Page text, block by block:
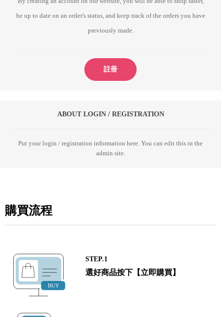
be up to date on an order's status, and keep track of the orders you have
previously made.
註冊
ABOUT LOGIN / REGISTRATION
Put your login / registration information here. You can edit this in the
admin site.
購買流程
STEP.1
選好商品按下【立即購買】